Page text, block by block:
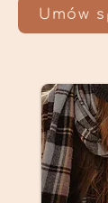
Umów